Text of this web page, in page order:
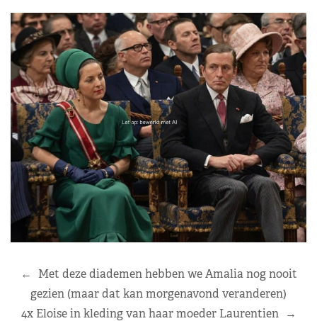
←
Met deze diademen hebben we Amalia nog nooit
gezien (maar dat kan morgenavond veranderen)
4x Eloise in kleding van haar moeder Laurentien →